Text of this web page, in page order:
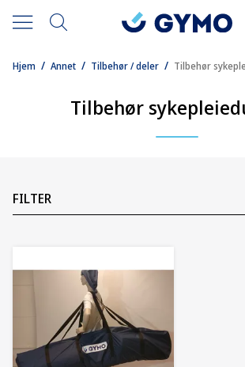
/
Hjem /
Annet /
Tilbehør / deler Tilbehør
Tilbehør
FILTER